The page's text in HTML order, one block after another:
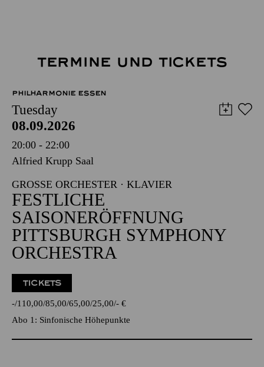
TERMINE UND TICKETS
PHILHARMONIE ESSEN
Tuesday
08.09.2026
20:00 - 22:00
Alfried Krupp Saal
GROSSE ORCHESTER · KLAVIER
FESTLICHE
SAISONERÖFFNUNG
PITTSBURGH SYMPHONY
ORCHESTRA
TICKETS
- 110,00 85,00 65,00 25,00 - €
Abo 1: Sinfonische Höhepunkte